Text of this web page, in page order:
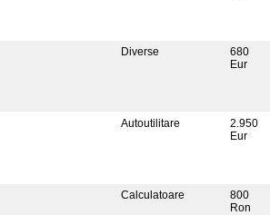
680
Eur
Diverse
2.950
Eur
Autoutilitare
800
Ron
Calculatoare